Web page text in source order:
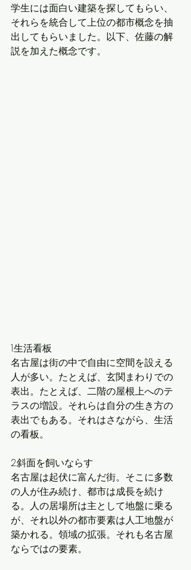
学生には面白い建築を探してもらい、
それらを統合して上位の都市概念を抽
出してもらいました。以下、佐藤の解
説を加えた概念です。
1.生活看板
名古屋は街の中で自由に空間を設える
人が多い。たとえば、玄関まわりでの
表出。たとえば、二階の屋根上へのテ
ラスの増設。それらは自分の生き方の
表出でもある。それはさながら、生活
の看板。
2.斜面を飼いならす
名古屋は起伏に富んだ街。そこに多数
の人が住み続け、都市は成長を続け
る。人の居場所は主として地盤に乗る
が、それ以外の都市要素は人工地盤が
築かれる。領域の拡張。それも名古屋
ならではの要素。